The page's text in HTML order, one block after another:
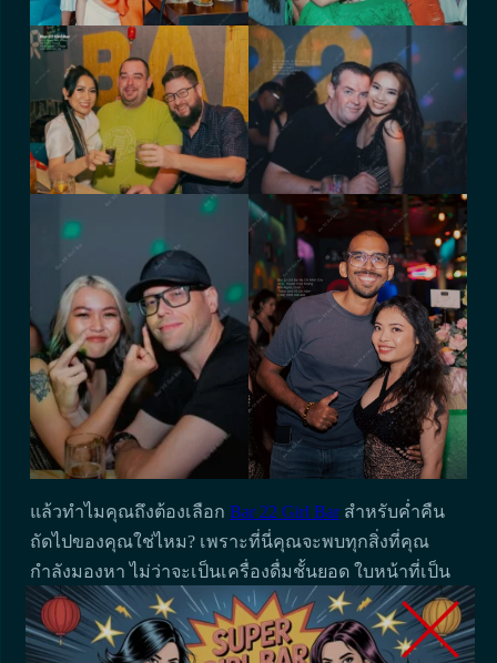
แล้วทำไมคุณถึงต้องเลือกBar 22 Girl Barสำหรับค่ำคืน
ถัดไปของคุณใช่ไหม? เพราะที่นี่คุณจะพบทุกสิ่งที่คุณ
กำลังมองหา ไม่ว่าจะเป็นเครื่องดื่มชั้นยอด ใบหน้าที่เป็น
มิตร และราคาที่จะไม่ทำให้คุณรู้สึกเหมือนถูกพาไปนั่งรถ
แวะมาดูว่าเหตุใดร้าน Bar 22 จึงเป็นตัวเลือกของนัก